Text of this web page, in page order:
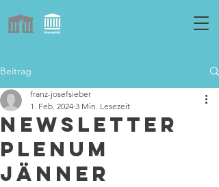
Beitrag
Newsletter
Plenum
Jänner
franz-josefsieber
1. Feb. 2024 3 Min. Lesezeit